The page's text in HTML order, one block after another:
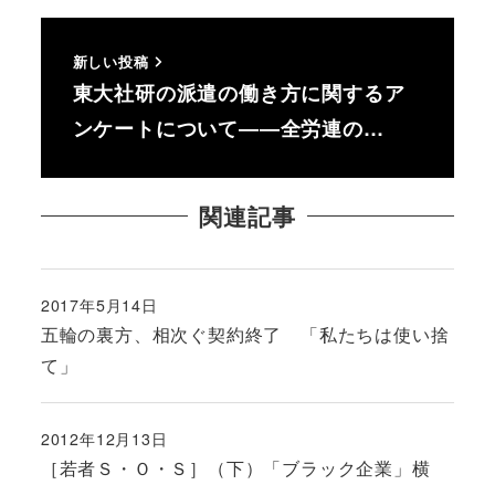
新しい投稿
東大社研の派遣の働き方に関するア
ンケートについて――全労連の…
関連記事
五輪の裏方、相次ぐ契約終了 「私たちは使い捨
て」
投稿日
2017年5月14日
［若者Ｓ・Ｏ・Ｓ］（下）「ブラック企業」横
投稿日
2012年12月13日